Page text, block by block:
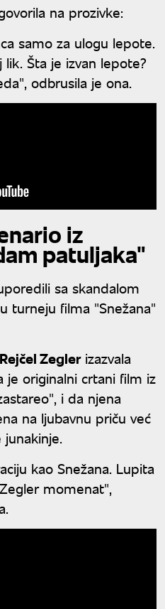
na prozivke:
samo za ulogu lepote.
Šta je izvan lepote?
odbrusila je ona.
iz
patuljaka"
sa skandalom
turneju filma "Snežana"
Rejčel Zeglerizazvala
je originalni crtani film iz
i da njena
na ljubavnu priču već
kao Snežana. Lupita
momenat",